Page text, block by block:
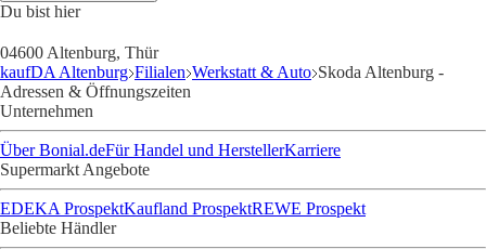
Du bist hier
04600 Altenburg, Thür
kaufDA Altenburg Filialen Werkstatt & Auto Skoda Altenburg -
Adressen & Öffnungszeiten
Unternehmen
Über Bonial.deFür Handel und HerstellerKarriere
Supermarkt Angebote
EDEKA ProspektKaufland ProspektREWE Prospekt
Beliebte Händler